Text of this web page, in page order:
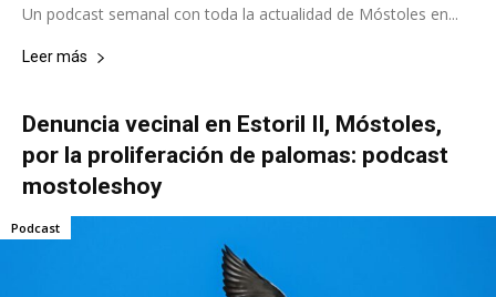
Un podcast semanal con toda la actualidad de Móstoles en...
Leer más
Denuncia vecinal en Estoril II, Móstoles,
por la proliferación de palomas: podcast
mostoleshoy
Podcast